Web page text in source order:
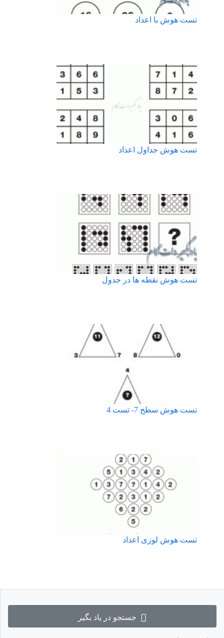
جستجو در یاد بگیر
تست هوش با اعداد
تست هوش جداول اعداد
تست هوش نقطه ها در جدول
تست هوش سطح 7- تست 4
تست هوش لوزی اعداد